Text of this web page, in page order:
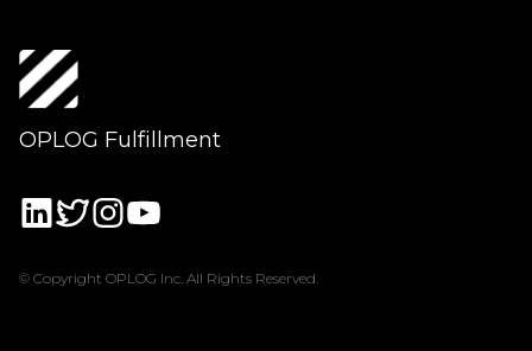
OPLOG Fulfillment
© Copyright OPLOG Inc. All Rights Reserved.